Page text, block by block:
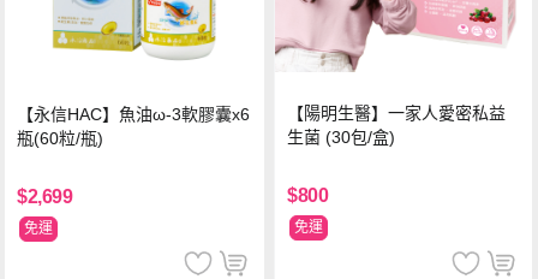
【永信HAC】魚油ω-3軟膠囊x6
瓶(60粒/瓶)
$2,699
免運
【陽明生醫】一家人愛密私益
生菌 (30包/盒)
$800
免運